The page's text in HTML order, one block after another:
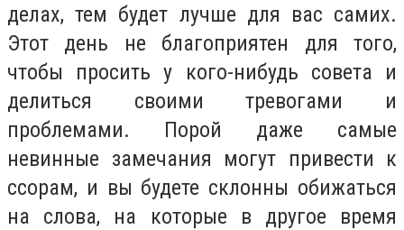
делах, тем будет лучше для вас самих.
Этот день не благоприятен для того,
чтобы просить у кого-нибудь совета и
делиться своими тревогами и
проблемами. Порой даже самые
невинные замечания могут привести к
ссорам, и вы будете склонны обижаться
на слова, на которые в другое время